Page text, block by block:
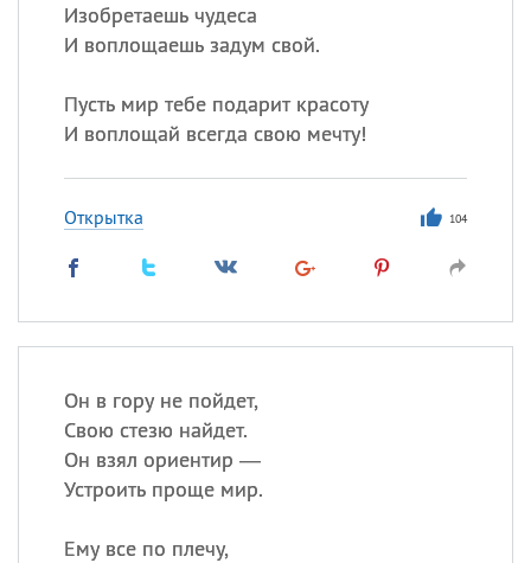
Изобретаешь чудеса
И воплощаешь задум свой.
Пусть мир тебе подарит красоту
И воплощай всегда свою мечту!
Открытка 104
Он в гору не пойдет,
Свою стезю найдет.
Он взял ориентир —
Устроить проще мир.
Ему все по плечу,
Посмотреть значение
происхождение